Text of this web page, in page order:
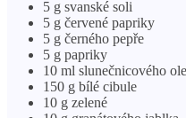
5 g svanské soli
5 g červené papriky
5 g černého pepře
5 g papriky
10 ml slunečnicového
150 g bílé cibule
10 g zelené